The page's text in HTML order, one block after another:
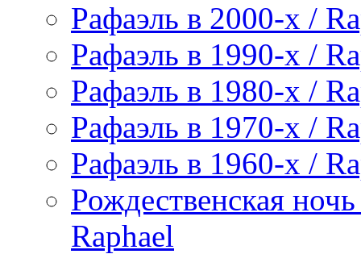
Рафаэль в 2000-х /
Рафаэль в 1990-х /
Рафаэль в 1980-х /
Рафаэль в 1970-х /
Рафаэль в 1960-х /
Рождественская
Raphael